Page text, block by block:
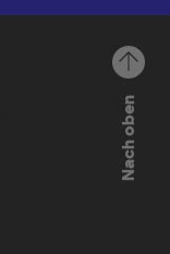
Nach oben